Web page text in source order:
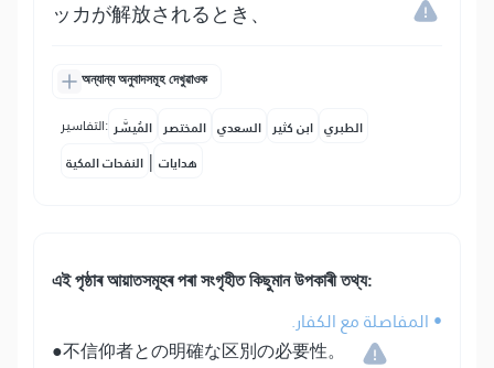
ッカが解放されるとき、
অন্যান্য অনুবাদসমূহ দেখুৱাওক
التفاسير: المُيسَّر المختصر السعدي ابن كثير الطبري
النفحات المكية | هدايات
এই পৃষ্ঠাৰ আয়াতসমূহৰ পৰা সংগৃহীত কিছুমান উপকাৰী তথ্য:
• المفاصلة مع الكفار.
●不信仰者との明確な区別の必要性。